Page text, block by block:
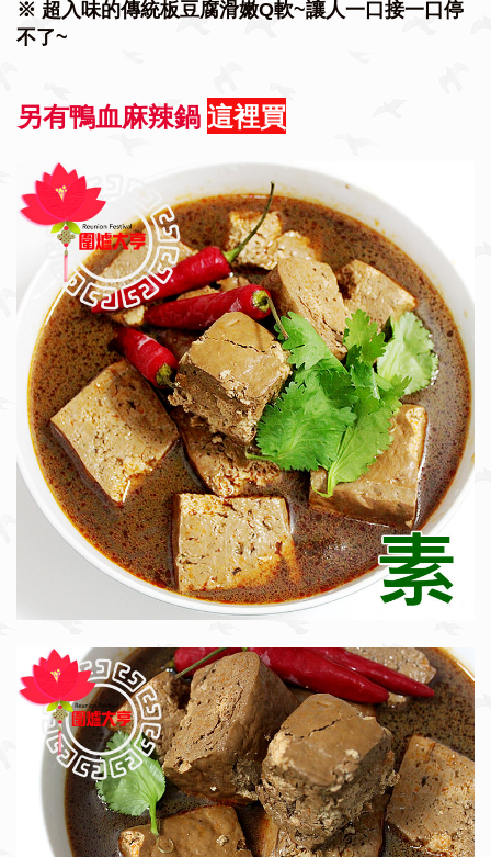
※ 超入味的傳統板豆腐滑嫩Q軟~讓人一口接一口停
不了~
另有鴨血麻辣鍋這裡買